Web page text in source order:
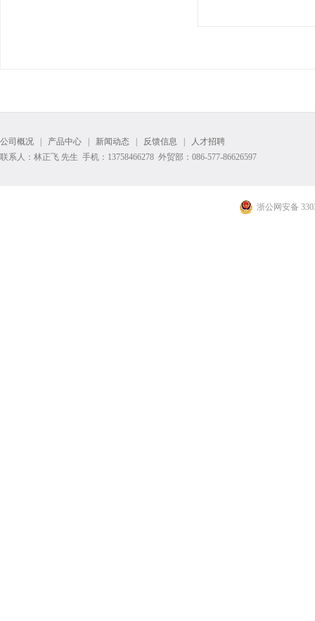
公司概况 产品中心 新闻动态 反馈信息
人才招聘
联系人：林正飞 先生 手机：13758466278 外贸部：086-577-86626597
浙公网安备